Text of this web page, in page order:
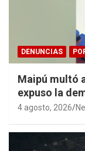
DENUNCIAS
Maipú multó
expuso la
4 agosto, 2026